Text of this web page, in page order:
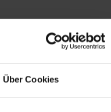
Über Cookies